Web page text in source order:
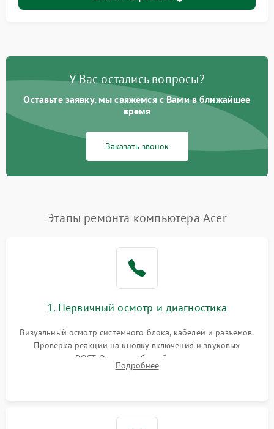
У Вас остались вопросы?
Оставьте заявку, мы свяжемся с Вами в ближайшее
время
Заказать звонок
Этапы ремонта компьютера Acer
1. Первичный осмотр и диагностика
Визуальный осмотр системного блока, кабелей и разъемов.
Проверка реакции на кнопку включения и звуковых
сигналов POST. Оценка работы блока питания для
локализации базовых неисправностей без полного разбора.
Подробнее